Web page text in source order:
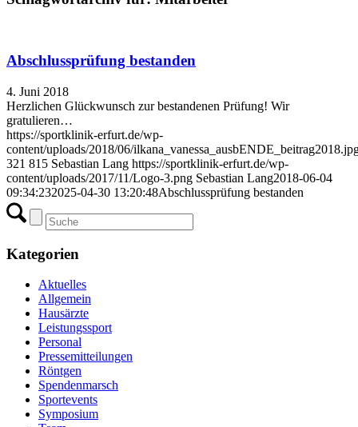
Abschlussprüfung bestanden
4. Juni 2018
Herzlichen Glückwunsch zur bestandenen Prüfung! Wir
gratulieren…
https://sportklinik-erfurt.de/wp-
content/uploads/2018/06/
321 815 Sebastian Lang https://sportklinik-erfurt.de/wp-
content/uploads/2017/11/Logo-3.png Sebastian Lang2018-06-04
09:34:232025-04-30 13:20:48Abschlussprüfung bestanden
Kategorien
Aktuelles
Allgemein
Hausärzte
Leistungssport
Personal
Pressemitteilungen
Röntgen
Spendenmarsch
Sportevents
Symposium